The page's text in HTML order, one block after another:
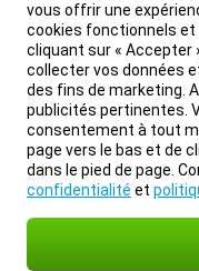
vous offrir une
cookies fonctionnels
cliquant sur « Accepter
collecter vos données
des fins de marketing.
publicités pertinentes.
consentement à tout
page vers le bas et de
dans le pied de page.
confidentialité et